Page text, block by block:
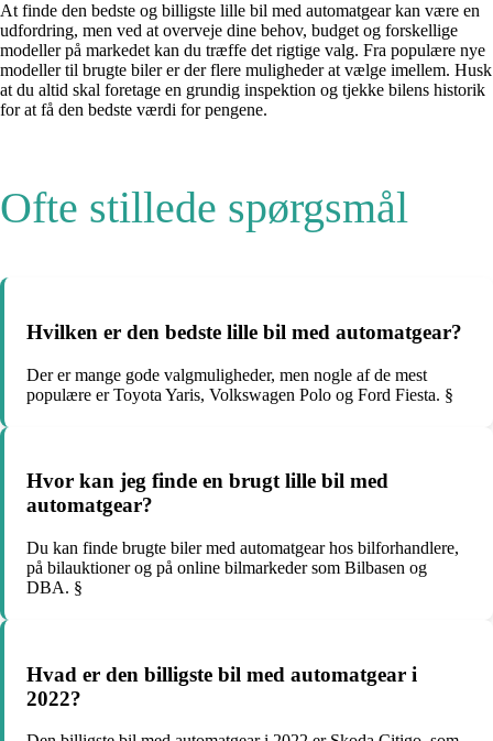
At finde den bedste og billigste lille bil med automatgear kan være en
udfordring, men ved at overveje dine behov, budget og forskellige
modeller på markedet kan du træffe det rigtige valg. Fra populære nye
modeller til brugte biler er der flere muligheder at vælge imellem. Husk
at du altid skal foretage en grundig inspektion og tjekke bilens historik
for at få den bedste værdi for pengene.
Ofte stillede spørgsmål
Hvilken er den bedste lille bil med automatgear?
Der er mange gode valgmuligheder, men nogle af de mest
populære er Toyota Yaris, Volkswagen Polo og Ford Fiesta. §
Hvor kan jeg finde en brugt lille bil med
automatgear?
Du kan finde brugte biler med automatgear hos bilforhandlere,
på bilauktioner og på online bilmarkeder som Bilbasen og
DBA. §
Hvad er den billigste bil med automatgear i
2022?